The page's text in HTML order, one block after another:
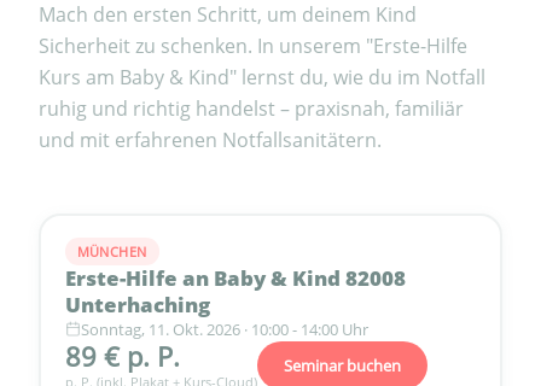
Mach den ersten Schritt, um deinem Kind
Sicherheit zu schenken. In unserem "Erste-Hilfe
Kurs am Baby & Kind" lernst du, wie du im Notfall
ruhig und richtig handelst – praxisnah, familiär
und mit erfahrenen Notfallsanitätern.
MÜNCHEN
Erste-Hilfe an Baby & Kind 82008
Unterhaching
Sonntag, 11. Okt. 2026 · 10:00 - 14:00 Uhr
89 € p. P.
p. P. (inkl. Plakat + Kurs-Cloud)
Seminar buchen